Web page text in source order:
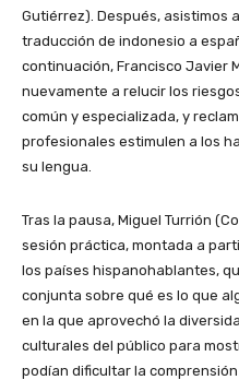
Gutiérrez). Después, asistimos
traducción de indonesio a
continuación, Francisco Javier
nuevamente a relucir los
común y especializada, y
profesionales estimulen a los
su lengua.
Tras la pausa, Miguel Turrión
sesión práctica, montada a
los países hispanohablantes,
conjunta sobre qué es lo que
en la que aprovechó la
culturales del público para
podían dificultar la